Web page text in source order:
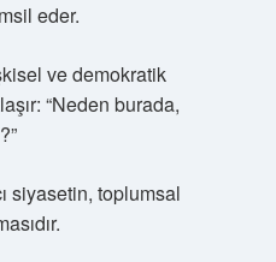
eder.
ve demokratik
“Neden burada,
siyasetin, toplumsal